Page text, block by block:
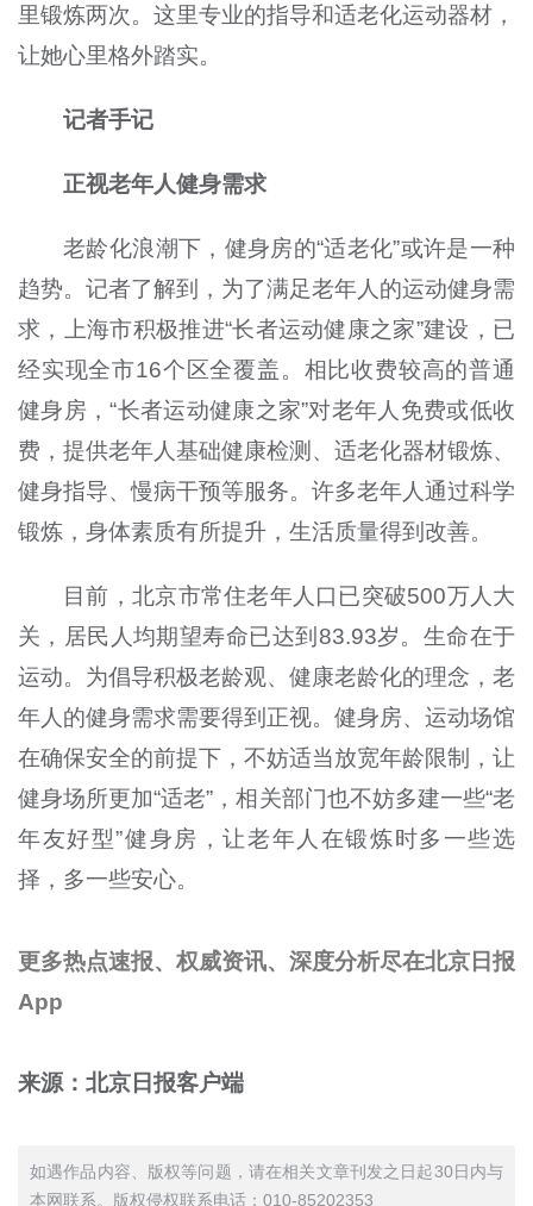
里锻炼两次。这里专业的指导和适老化运动器材，
让她心里格外踏实。
记者手记
正视老年人健身需求
老龄化浪潮下，健身房的“适老化”或许是一种
趋势。记者了解到，为了满足老年人的运动健身需
求，上海市积极推进“长者运动健康之家”建设，已
经实现全市16个区全覆盖。相比收费较高的普通
健身房，“长者运动健康之家”对老年人免费或低收
费，提供老年人基础健康检测、适老化器材锻炼、
健身指导、慢病干预等服务。许多老年人通过科学
锻炼，身体素质有所提升，生活质量得到改善。
目前，北京市常住老年人口已突破500万人大
关，居民人均期望寿命已达到83.93岁。生命在于
运动。为倡导积极老龄观、健康老龄化的理念，老
年人的健身需求需要得到正视。健身房、运动场馆
在确保安全的前提下，不妨适当放宽年龄限制，让
健身场所更加“适老”，相关部门也不妨多建一些“老
年友好型”健身房，让老年人在锻炼时多一些选
择，多一些安心。
更多热点速报、权威资讯、深度分析尽在北京日报
App
来源：北京日报客户端
如遇作品内容、版权等问题，请在相关文章刊发之日起30日内与
本网联系。版权侵权联系电话：010-85202353